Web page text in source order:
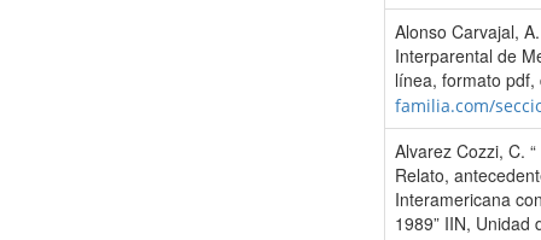
Alonso Carvajal,
Interparental de
línea, formato
familia.com/
Alvarez Cozzi, C.
Relato,
Interamericana
1989” IIN, Unidad